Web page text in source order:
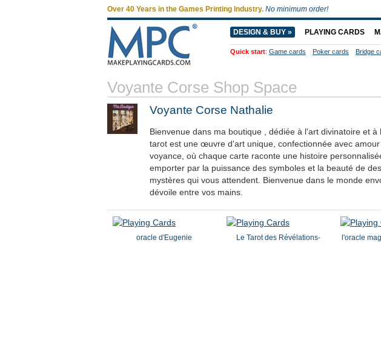
Over 40 Years in the Games Printing Industry. No minimum order!
DESIGN & BUY » PLAYING CARDS
Quick start: Game cards Poker cards Bridge
Voyante Corse Shop Space
Voyante Corse Nathalie
Bienvenue dans ma boutique , dédiée à l'art divinatoire et
tarot est une œuvre d'art unique, confectionnée avec
voyance, où chaque carte raconte une histoire
emporter par la puissance des symboles et la beauté de
mystères qui vous attendent. Bienvenue dans le monde
dévoile entre vos mains.
oracle d'Eugenie Le Tarot des Révélations- l'oracle